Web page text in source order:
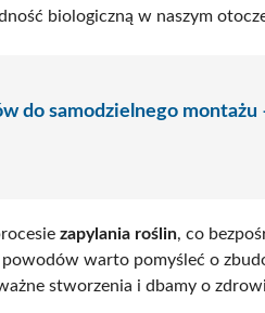
biologiczną w naszym
do samodzielnego
zapylania roślin, co
warto pomyśleć o
stworzenia i dbamy o